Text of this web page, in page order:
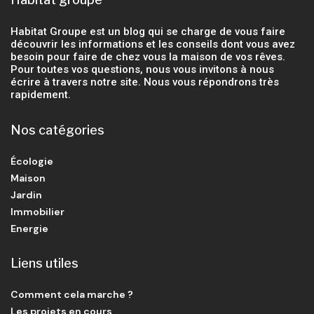
Habitat Groupe est un blog qui se charge de vous faire
découvrir les informations et les conseils dont vous avez
besoin pour faire de chez vous la maison de vos rêves.
Pour toutes vos questions, nous vous invitons à nous
écrire à travers notre site. Nous vous répondrons très
rapidement.
Nos catégories
Écologie
Maison
Jardin
Immobilier
Energie
Liens utiles
Comment cela marche ?